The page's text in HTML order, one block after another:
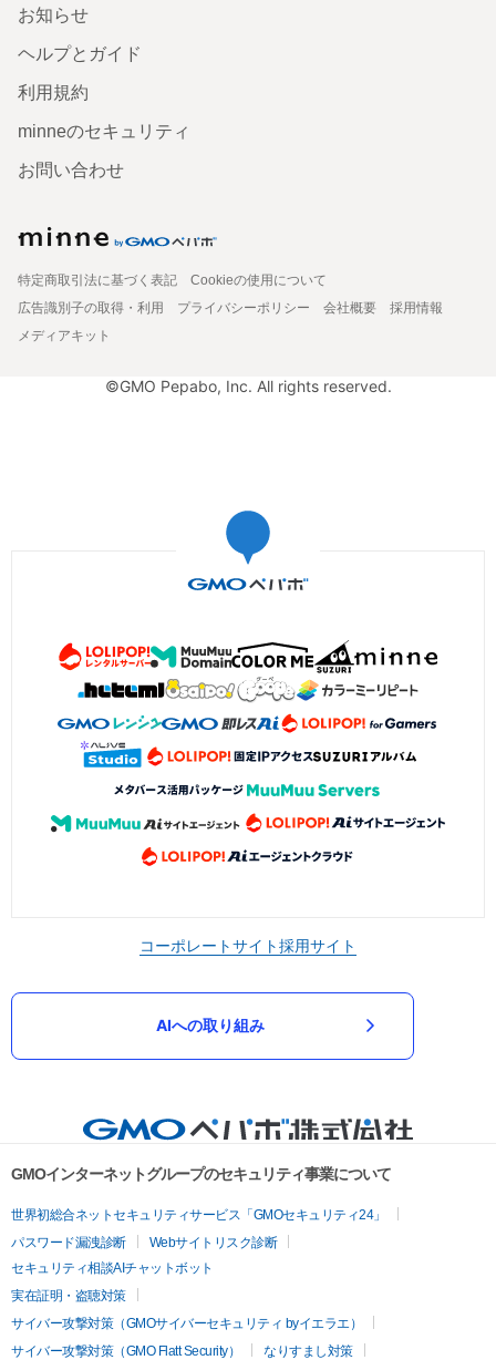
お知らせ
ヘルプとガイド
利用規約
minneのセキュリティ
お問い合わせ
特定商取引法に基づく表記
Cookieの使用について
広告識別子の取得・利用
プライバシーポリシー 会社概要
採用情報
メディアキット
©GMO Pepabo, Inc. All rights reserved.
コーポレートサイト採用サイト
AIへの取り組み
GMOインターネットグループのセキュリティ事業について
世界初総合ネットセキュリティサービス「GMOセキュリティ24」
パスワード漏洩診断
Webサイトリスク診断
セキュリティ相談AIチャットボット
実在証明・盗聴対策
サイバー攻撃対策（GMOサイバーセキュリティ byイエラエ）
サイバー攻撃対策（GMO Flatt Security）
なりすまし対策